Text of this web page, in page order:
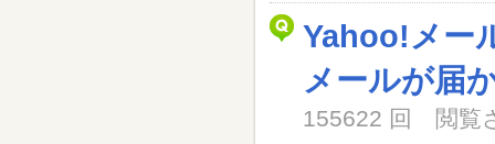
Yahoo!メー
メールが届
155622 回 閲覧